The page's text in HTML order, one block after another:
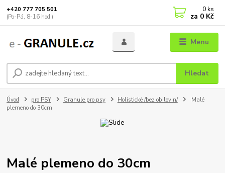
Menu
Hledat
+420 777 705 501
(Po-Pá, 8-16 hod.)
0 ks
za 0 Kč
Úvod pro PSY Granule pro psy Holistické /bez obilovin/
Malé
plemeno do 30cm
Malé plemeno do 30cm